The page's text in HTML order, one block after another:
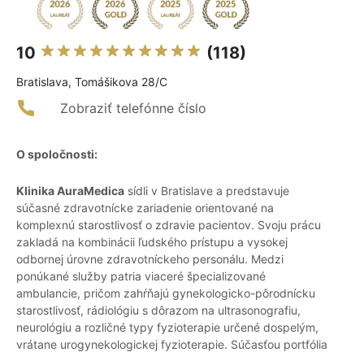
10 (118)
Bratislava, Tomášikova 28/C
Zobraziť telefónne číslo
O spoločnosti:
Klinika AuraMedica sídli v Bratislave a predstavuje
súčasné zdravotnícke zariadenie orientované na
komplexnú starostlivosť o zdravie pacientov. Svoju prácu
zakladá na kombinácii ľudského prístupu a vysokej
odbornej úrovne zdravotníckeho personálu. Medzi
ponúkané služby patria viaceré špecializované
ambulancie, pričom zahŕňajú gynekologicko-pôrodnícku
starostlivosť, rádiológiu s dôrazom na ultrasonografiu,
neurológiu a rozličné typy fyzioterapie určené dospelým,
vrátane urogynekologickej fyzioterapie. Súčasťou portfólia